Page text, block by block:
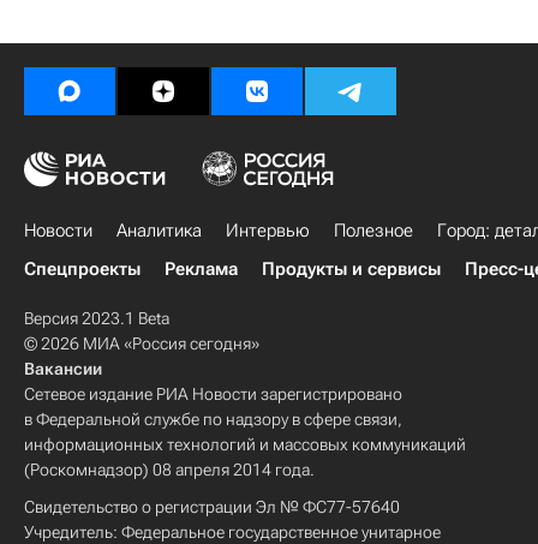
Новости Аналитика Интервью Полезное
Город:
Спецпроекты
Реклама Продукты и сервисы Пресс-
Версия 2023.1 Beta
© 2026 МИА «Россия сегодня»
Вакансии
Сетевое издание РИА Новости зарегистрировано
в Федеральной службе по надзору в сфере связи,
информационных технологий и массовых коммуникаций
(Роскомнадзор) 08 апреля 2014 года.
Свидетельство о регистрации Эл № ФС77-57640
Учредитель: Федеральное государственное унитарное